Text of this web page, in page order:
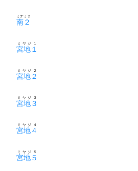
南２
ミナミ２
宮地１
ミヤジ１
宮地２
ミヤジ２
宮地３
ミヤジ３
宮地４
ミヤジ４
宮地５
ミヤジ５